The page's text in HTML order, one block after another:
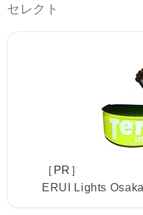
セレクト
［PR］
ERUI Lights